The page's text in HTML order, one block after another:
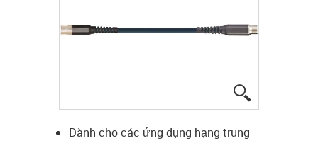
Dành cho các ứng dụng hạng trung